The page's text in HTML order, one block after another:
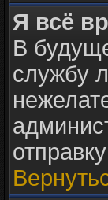
Я всё
В
службу